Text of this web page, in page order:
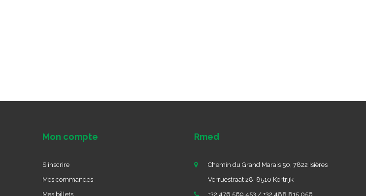
Mon compte
S'inscrire
Mes commandes
Mes billets
Rmed
Chemin du Grand Marais 50, 7822 Isières
Verruestraat 28, 8510 Kortrijk
+32 476 569 453 / +32 488 815 056